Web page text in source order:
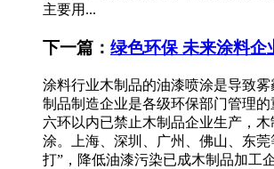
主要用...
下一篇： 绿色环保 未来涂料企
涂料行业木制品的油漆喷涂是导致
制品制造企业是各级环保部门管理
六环以内已禁止木制品企业生产，
涂。上海、深圳、广州、佛山、东莞
打”，降低油漆污染已成木制品加工